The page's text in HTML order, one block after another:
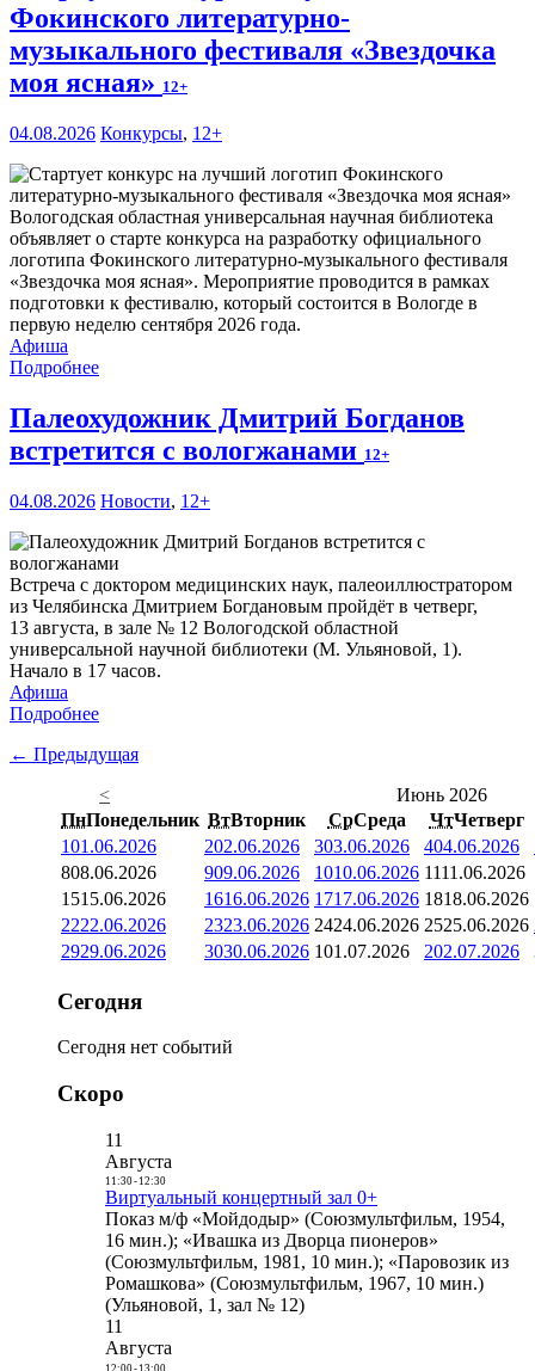
Фокинского литературно-
музыкального фестиваля «Звездочка
моя ясная» 12+
04.08.2026 Конкурсы, 12+
Вологодская областная универсальная научная библиотека
объявляет о старте конкурса на разработку официального
логотипа Фокинского литературно-музыкального фестиваля
«Звездочка моя ясная». Мероприятие проводится в рамках
подготовки к фестивалю, который состоится в Вологде в
первую неделю сентября 2026 года.
Афиша
Подробнее
Палеохудожник Дмитрий Богданов
встретится с вологжанами 12+
04.08.2026 Новости, 12+
Встреча с доктором медицинских наук, палеоиллюстратором
из Челябинска Дмитрием Богдановым пройдёт в четверг,
13 августа, в зале № 12 Вологодской областной
универсальной научной библиотеки (М. Ульяновой, 1).
Начало в 17 часов.
Афиша
Подробнее
← Предыдущая
<
Июнь 2026
ПнПонедельник ВтВторник СрСреда ЧтЧетверг
101.06.2026 202.06.2026 303.06.2026 404.06.2026
808.06.2026 909.06.2026 1010.06.2026 1111.06.2026
1515.06.2026 1616.06.2026 1717.06.2026 1818.06.2026
2222.06.2026 2323.06.2026 2424.06.2026 2525.06.2026
2929.06.2026 3030.06.2026 101.07.2026 202.07.2026
Сегодня
Сегодня нет событий
Скоро
11
Августа
11:30- 12:30
Виртуальный концертный зал 0+
Показ м/ф «Мойдодыр» (Союзмультфильм, 1954,
16 мин.); «Ивашка из Дворца пионеров»
(Союзмультфильм, 1981, 10 мин.); «Паровозик из
Ромашкова» (Союзмультфильм, 1967, 10 мин.)
(Ульяновой, 1, зал № 12)
11
Августа
12:00- 13:00